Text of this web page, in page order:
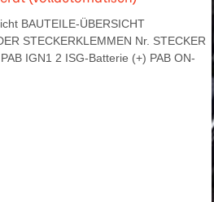
BAUTEILE-ÜBERSICHT
STECKERKLEMMEN Nr. STECKER
IGN1 2 ISG-Batterie (+) PAB ON-